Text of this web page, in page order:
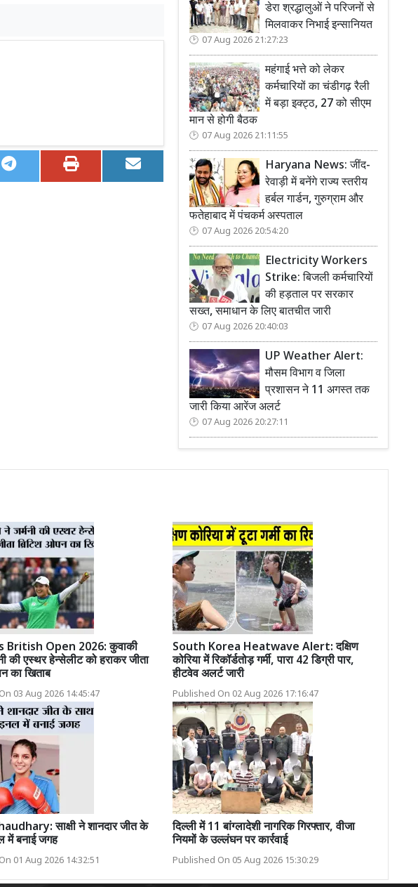
डेरा श्रद्धालुओं ने परिजनों से
मिलवाकर निभाई इन्सानियत
07 Aug 2026 21:27:23
महंगाई भत्ते को लेकर
कर्मचारियों का चंडीगढ़ रैली
में बड़ा इक्ट्ठ, 27 को सीएम
मान से होगी बैठक
07 Aug 2026 21:11:55
Haryana News: जींद-
रेवाड़ी में बनेंगे राज्य स्तरीय
हर्बल गार्डन, गुरुग्राम और
फतेहाबाद में पंचकर्म अस्पताल
07 Aug 2026 20:54:20
Electricity Workers
Strike: बिजली कर्मचारियों
की हड़ताल पर सरकार
सख्त, समाधान के लिए बातचीत जारी
07 Aug 2026 20:40:03
UP Weather Alert:
मौसम विभाग व जिला
प्रशासन ने 11 अगस्त तक
जारी किया आरेंज अलर्ट
07 Aug 2026 20:27:11
British Open 2026: कुवाकी
की एस्थर हेन्सेलीट को हराकर जीता
का खिताब
03 Aug 2026 14:45:47
South Korea Heatwave Alert: दक्षिण
कोरिया में रिकॉर्डतोड़ गर्मी, पारा 42 डिग्री पार,
हीटवेव अलर्ट जारी
Published On 02 Aug 2026 17:16:47
साक्षी ने शानदार जीत के
में बनाई जगह
01 Aug 2026 14:32:51
दिल्ली में 11 बांग्लादेशी नागरिक गिरफ्तार, वीजा
नियमों के उल्लंघन पर कार्रवाई
Published On 05 Aug 2026 15:30:29